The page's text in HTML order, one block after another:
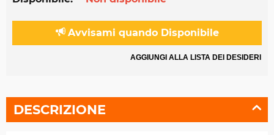
Avvisami quando Disponibile
AGGIUNGI ALLA LISTA DEI DESIDERI
DESCRIZIONE